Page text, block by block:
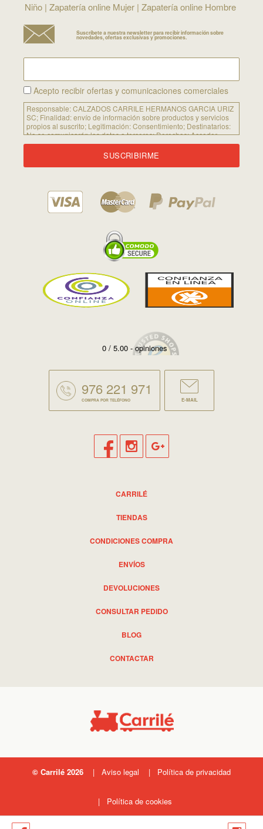
Niño | Zapatería online Mujer | Zapatería online Hombre
Suscríbete a nuestra newsletter para recibir información sobre
novedades, ofertas exclusivas y promociones.
Acepto recibir ofertas y comunicaciones comerciales
Responsable:CALZADOS CARRILE HERMANOS GARCIA URIZ
SC; Finalidad:envío de información sobre productos y servicios
propios al suscrito; Legitimación: Consentimiento; Destinatarios:
No se comunicarán los datos a terceros;Derechos:Acceder,
rectificar y suprimir los datos, así como otros derechos, como se
explica en la información adicional. Puede consultar la
información adicional y detallada sobre Protección de Datos
siguiendoeste enlace
0 / 5.00 - opiniones
976 221 971
COMPRA POR TELÉFONO E-MAIL
CARRILÉ
TIENDAS
CONDICIONES COMPRA
ENVÍOS
DEVOLUCIONES
CONSULTAR PEDIDO
BLOG
CONTACTAR
© Carrilé 2026 Aviso legal Política de privacidad
Política de cookies